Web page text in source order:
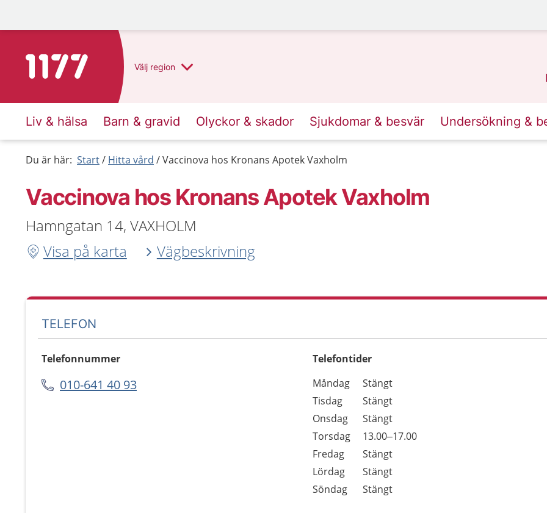
Till startsidan för 1177 Välj region
Liv & hälsa Barn & gravid Olyckor & skador Sjukdomar & besvär Undersökning &
Du är här: Start Hitta vård Vaccinova hos Kronans Apotek Vaxholm
Vaccinova hos Kronans Apotek Vaxholm
Hamngatan 14, VAXHOLM
Visa på karta
Vägbeskrivning
TELEFON
Telefonnummer
010-641 40 93
Telefontider
Dag
Öppettider
Kommentarer
Måndag
Stängt
Tisdag
Stängt
Onsdag
Stängt
Torsdag
13.00–17.00
Fredag
Stängt
Lördag
Stängt
Söndag
Stängt